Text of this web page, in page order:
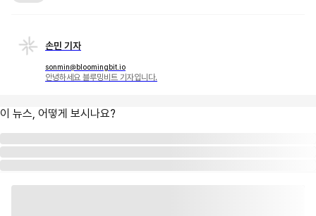
손민 기자
sonmin@bloomingbit.io
안녕하세요 블루밍비트 기자입니다.
이 뉴스, 어떻게 보시나요?